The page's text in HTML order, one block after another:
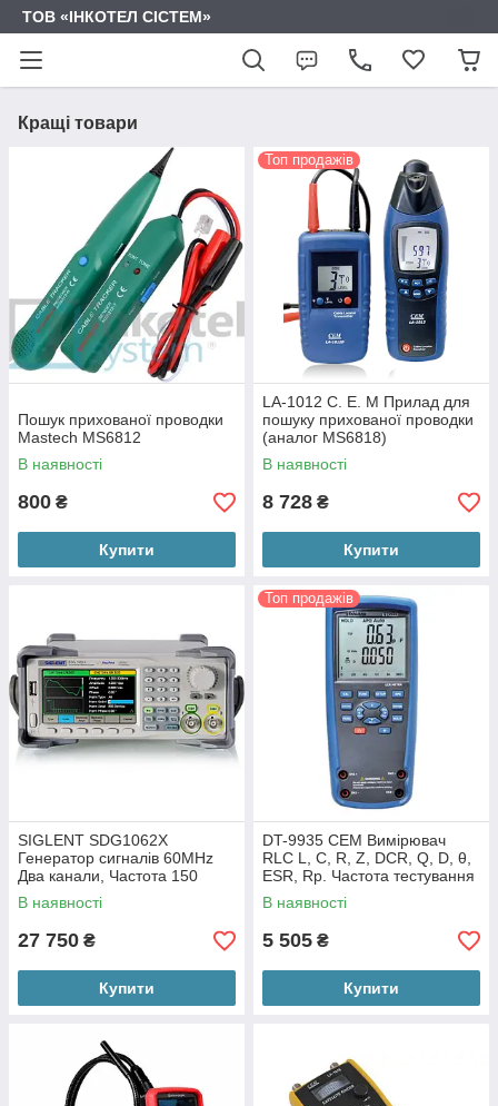
ТОВ «ІНКОТЕЛ СІСТЕМ»
Кращі товари
Пошук прихованої проводки
Mastech MS6812
В наявності
800 ₴
Купити
Топ продажів
LA-1012 C. E. M Прилад для
пошуку прихованої проводки
(аналог MS6818)
В наявності
8 728 ₴
Купити
SIGLENT SDG1062X
Генератор сигналів 60MHz
Два канали, Частота 150
MSA, Дозвіл 1 мкГц
В наявності
27 750 ₴
Купити
Топ продажів
DT-9935 CEM Вимірювач
RLC L, C, R, Z, DCR, Q, D, θ,
ESR, Rp. Частота тестування
100кГц Київ
В наявності
5 505 ₴
Купити